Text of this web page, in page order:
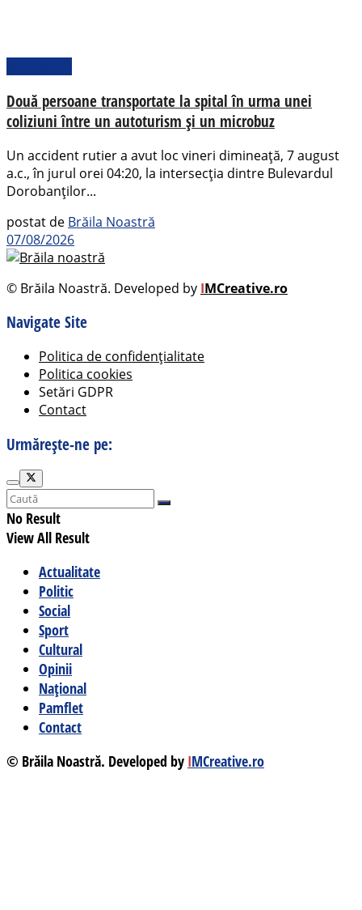
Două persoane transportate la spital în urma unei
coliziuni între un autoturism și un microbuz
Un accident rutier a avut loc vineri dimineață, 7 august
a.c., în jurul orei 04:20, la intersecția dintre Bulevardul
Dorobanților...
postat de Brăila Noastră
07/08/2026
© Brăila Noastră. Developed by IMCreative.ro
Navigate Site
Politica de confidențialitate
Politica cookies
Setări GDPR
Contact
Urmărește-ne pe:
No Result
View All Result
Actualitate
Politic
Social
Sport
Cultural
Opinii
Național
Pamflet
Contact
© Brăila Noastră. Developed by IMCreative.ro